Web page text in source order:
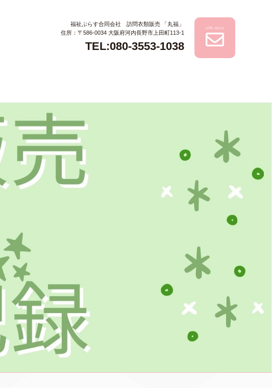
福祉ぷらす合同会社 訪問衣類販売 「丸福」
住所：〒586-0034 大阪府河内長野市上田町113-1
TEL:080-3553-1038
お問い合わせ